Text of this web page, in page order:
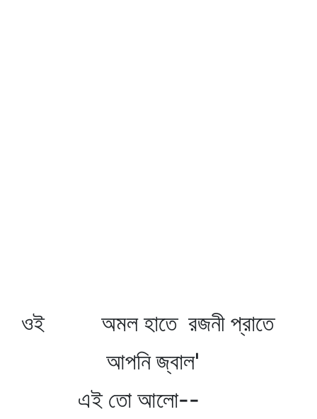
ওই অমল হাতে রজনী প্রাতে
আপনি জ্বাল'
এই তো আলো--